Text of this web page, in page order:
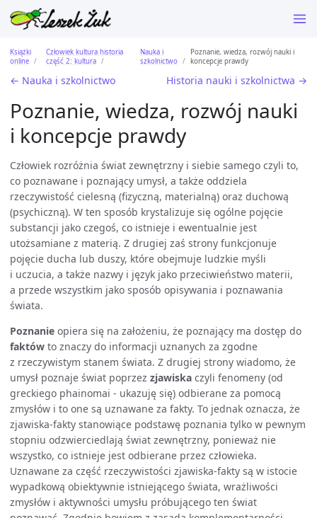
Książki
online
Człowiek kultura historia
część 2: kultura
Nauka i
szkolnictwo
Poznanie, wiedza, rozwój nauki i
koncepcje prawdy
← Nauka i szkolnictwo Historia nauki i szkolnictwa →
Poznanie, wiedza, rozwój nauki
i koncepcje prawdy
Człowiek rozróżnia świat zewnętrzny i siebie samego czyli to,
co poznawane i poznający umysł, a także oddziela
rzeczywistość cielesną (fizyczną, materialną) oraz duchową
(psychiczną). W ten sposób krystalizuje się ogólne pojęcie
substancji jako czegoś, co istnieje i ewentualnie jest
utożsamiane z materią. Z drugiej zaś strony funkcjonuje
pojęcie ducha lub duszy, które obejmuje ludzkie myśli
i uczucia, a także nazwy i język jako przeciwieństwo materii,
a przede wszystkim jako sposób opisywania i poznawania
świata.
Poznanie opiera się na założeniu, że poznający ma dostęp do
faktów to znaczy do informacji uznanych za zgodne
z rzeczywistym stanem świata. Z drugiej strony wiadomo, że
umysł poznaje świat poprzez zjawiska czyli fenomeny (od
greckiego phainomai - ukazuję się) odbierane za pomocą
zmysłów i to one są uznawane za fakty. To jednak oznacza, że
zjawiska-fakty stanowiące podstawę poznania tylko w pewnym
stopniu odzwierciedlają świat zewnętrzny, ponieważ nie
wszystko, co istnieje jest odbierane przez człowieka.
Uznawane za część rzeczywistości zjawiska-fakty są w istocie
wypadkową obiektywnie istniejącego świata, wrażliwości
zmysłów i aktywności umysłu próbującego ten świat